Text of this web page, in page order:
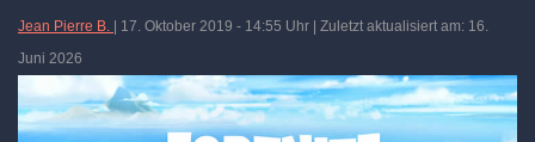
Jean Pierre B. 17. Oktober 2019 - 14:55 Uhr | Zuletzt aktualisiert am: 16.
Juni 2026